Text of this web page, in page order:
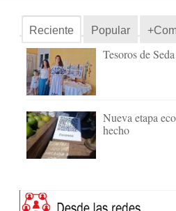
Reciente Popular
Tesoros de
Nueva etapa
hecho